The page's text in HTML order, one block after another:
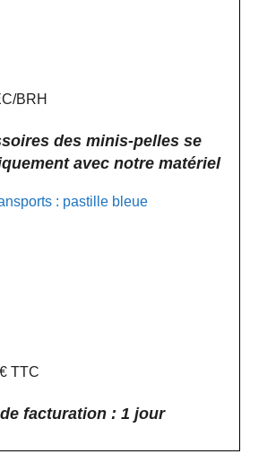
BRH
des minis-pelles se
avec notre matériel
: pastille bleue
TTC
facturation : 1 jour